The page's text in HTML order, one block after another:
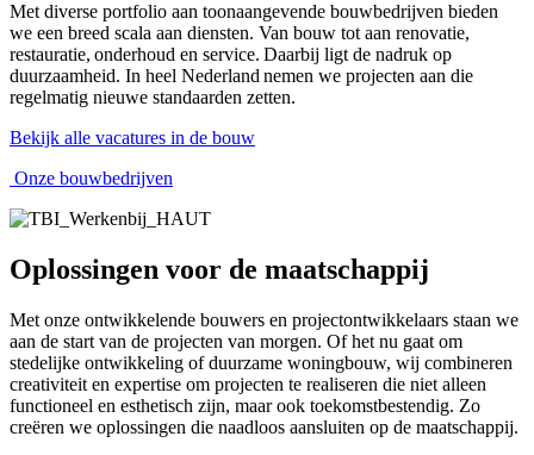
Met diverse portfolio aan toonaangevende bouwbedrijven bieden
we een breed scala aan diensten. Van bouw tot aan renovatie,
restauratie, onderhoud en service. Daarbij ligt de nadruk op
duurzaamheid. In heel Nederland nemen we projecten aan die
regelmatig nieuwe standaarden zetten.
Bekijk alle vacatures in de bouw
Onze bouwbedrijven
Oplossingen voor de maatschappij
Met onze ontwikkelende bouwers en projectontwikkelaars staan we
aan de start van de projecten van morgen. Of het nu gaat om
stedelijke ontwikkeling of duurzame woningbouw, wij combineren
creativiteit en expertise om projecten te realiseren die niet alleen
functioneel en esthetisch zijn, maar ook toekomstbestendig. Zo
creëren we oplossingen die naadloos aansluiten op de maatschappij.